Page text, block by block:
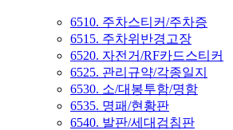
6510. 주차스티커/주차증
6515. 주차위반경고장
6520. 자전거/RF카드스티커
6525. 관리규약/각종일지
6530. 소/대봉투함/명함
6535. 명패/현황판
6540. 발판/세대검침판